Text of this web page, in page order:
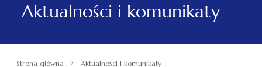
Aktualności i komunikaty
Strona główna › Aktualności i komunikaty